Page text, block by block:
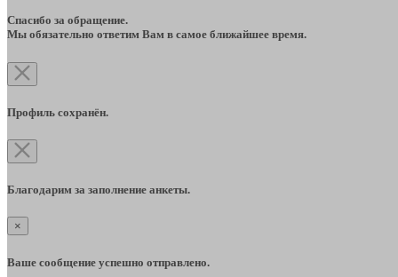
Спасибо за обращение.
Мы обязательно ответим Вам в самое ближайшее время.
Профиль сохранён.
Благодарим за заполнение анкеты.
×
Ваше сообщение успешно отправлено.